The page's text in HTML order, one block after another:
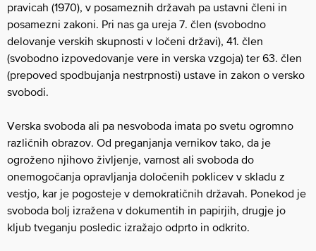
pravicah (1970), v posameznih državah pa ustavni členi in
posamezni zakoni. Pri nas ga ureja 7. člen (svobodno
delovanje verskih skupnosti v ločeni državi), 41. člen
(svobodno izpovedovanje vere in verska vzgoja) ter 63. člen
(prepoved spodbujanja nestrpnosti) ustave in zakon o versko
svobodi.
Verska svoboda ali pa nesvoboda imata po svetu ogromno
različnih obrazov. Od preganjanja vernikov tako, da je
ogroženo njihovo življenje, varnost ali svoboda do
onemogočanja opravljanja določenih poklicev v skladu z
vestjo, kar je pogosteje v demokratičnih državah. Ponekod je
svoboda bolj izražena v dokumentih in papirjih, drugje jo
kljub tveganju posledic izražajo odprto in odkrito.